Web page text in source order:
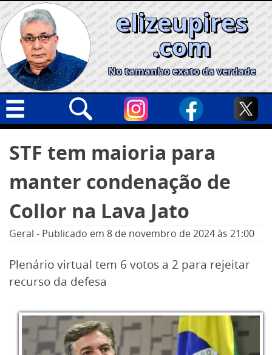
Skip
to
content
elizeupires
.com
No tamanho exato da verdade
Geral
Cidades
Política
Informe especial
por:
STF tem maioria para
manter condenação de
Collor na Lava Jato
Geral - Publicado em 8 de novembro de 2024às 21:00
Plenário virtual tem 6 votos a 2 para rejeitar
recurso da defesa